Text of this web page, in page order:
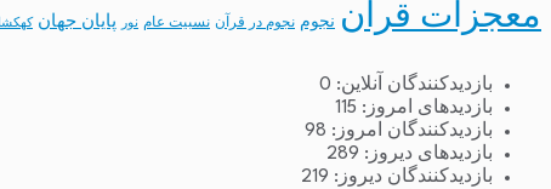
معجزات قرآن نجوم نجوم در قرآن نسبیت عام نور پایان جهان
بازدیدکنندگان آنلاین: 0
بازدیدهای امروز: 115
بازدیدکنندگان امروز: 98
بازدیدهای دیروز: 289
بازدیدکنندگان دیروز: 219